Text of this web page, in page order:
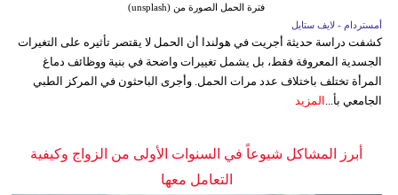
فترة الحمل الصورة من (unsplash)
أمستردام - لايف ستايل
كشفت دراسة حديثة أجريت في هولندا أن الحمل لا يقتصر تأثيره على التغيرات
الجسدية المعروفة فقط، بل يشمل تغييرات واضحة في بنية ووظائف دماغ
المرأة تختلف باختلاف عدد مرات الحمل. وأجرى الباحثون في المركز الطبي
الجامعي بأ...
المزيد
أبرز المشاكل شيوعاً في السنوات الأولى من الزواج وكيفية
التعامل معها